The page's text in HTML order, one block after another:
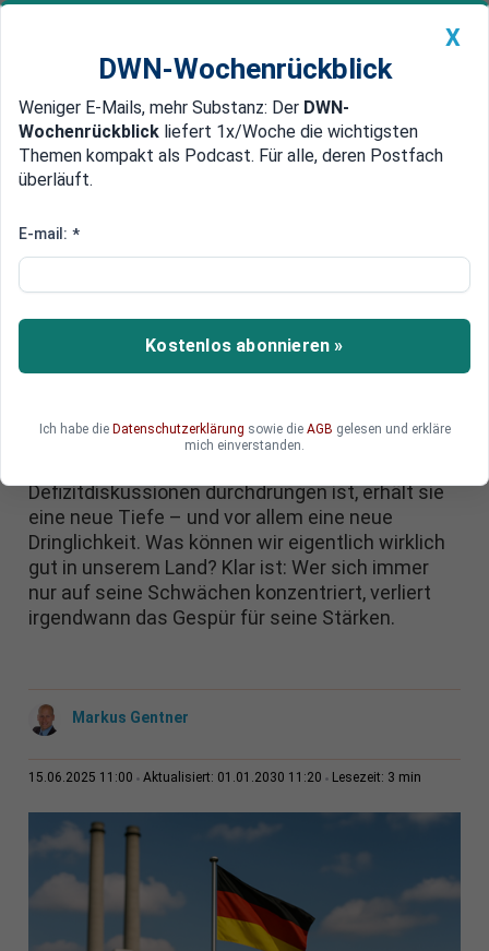
Newsticker MEIN DWN: Geldanlage Premium
Edelmetalle DWN-Magazin China
Das neue Magazin ist da: Das
in Zeiten von KI, Transformation
und Globalisierung überzeugt
trivial. Doch in einer Zeit, in der das Land von
Defizitdiskussionen durchdrungen ist, erhält sie
eine neue Tiefe – und vor allem eine neue
Dringlichkeit. Was können wir eigentlich wirklich
gut in unserem Land? Klar ist: Wer sich immer
nur auf seine Schwächen konzentriert, verliert
irgendwann das Gespür für seine Stärken.
Markus Gentner
15.06.2025 11:00 Aktualisiert: 01.01.2030 11:20 Lesezeit: 3 min
X
DWN-Wochenrückblick
Weniger E-Mails, mehr Substanz: Der DWN-
Wochenrückblick liefert 1x/Woche die wichtigsten
Themen kompakt als Podcast. Für alle, deren Postfach
überläuft.
E-mail: *
Kostenlos abonnieren »
Ich habe die Datenschutzerklärung sowie die AGB gelesen und erkläre
mich einverstanden.